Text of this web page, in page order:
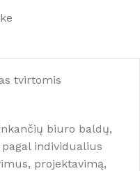
tvirtomis
biuro baldų,
individualius
projektavimą,